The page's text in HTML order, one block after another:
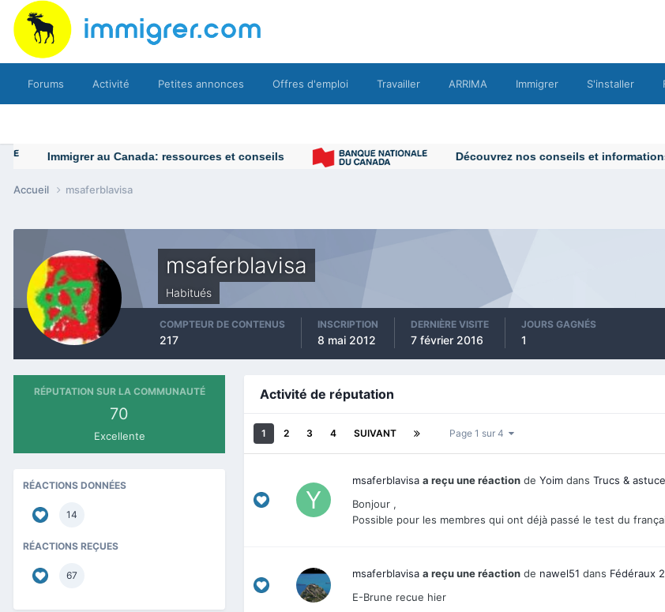
Forums Activité Petites annonces Offres d'emploi Travailler ARRIMA Immigrer S'installer
Accueil msaferblavisa
msaferblavisa
Habitués
COMPTEUR DE CONTENUS
217
INSCRIPTION
8 mai 2012
DERNIÈRE VISITE
7 février 2016
JOURS GAGNÉS
1
RÉPUTATION SUR LA COMMUNAUTÉ
70
Excellente
RÉACTIONS DONNÉES
14
RÉACTIONS REÇUES
67
Activité de réputation
1 2 3 4 SUIVANT Page 1 sur 4
msaferblavisa a reçu une réaction de Yoim dans Trucs &
Bonjour ,
Possible pour les membres qui ont déjà passé le test du
msaferblavisa a reçu une réaction de nawel51 dans Fédéraux
E-Brune recue hier